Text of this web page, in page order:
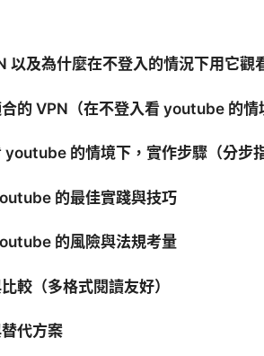
以及為什麼在不登入的情況下用它觀
的 VPN（在不登入看 youtube 的情
youtube 的情境下，實作步驟（分步指
的最佳實踐與技巧
的風險與法規考量
較（多格式閱讀友好）
代方案